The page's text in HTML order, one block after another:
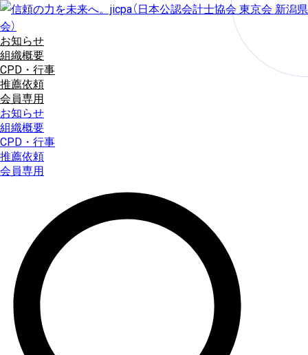
コ
ン
テ
ン
ツ
に
ス
キ
ッ
プ
お知らせ
組織概要
CPD・行事
推薦依頼
会員専用
お知らせ
組織概要
CPD・行事
推薦依頼
会員専用